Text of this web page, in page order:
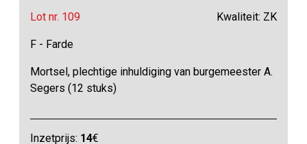
Lot nr. 109 Kwaliteit: ZK
F - Farde
Mortsel, plechtige inhuldiging van burgemeester A.
Segers (12 stuks)
Inzetprijs: 14€